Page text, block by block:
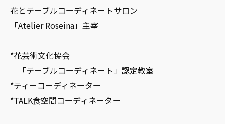
花とテーブルコーディネートサロン
「Atelier Roseina」主宰
*花芸術文化協会
「テーブルコーディネート」認定教室
*ティーコーディネーター
*TALK食空間コーディネーター